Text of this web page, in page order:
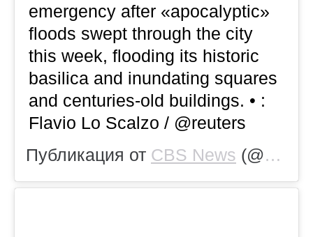
emergency after «apocalyptic»
floods swept through the city
this week, flooding its historic
basilica and inundating squares
and centuries-old buildings. • :
Flavio Lo Scalzo / @reuters
Публикация от CBS News (@cbsnews)